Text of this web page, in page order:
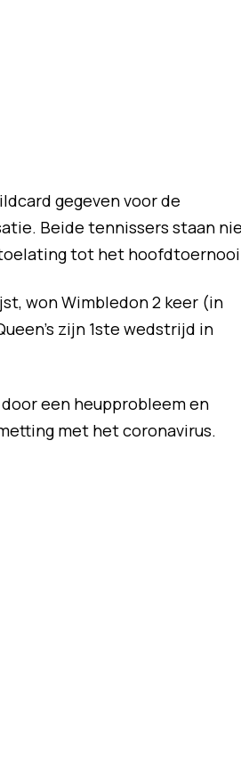
gegeven voor de
Beide tennissers staan
tot het
won Wimbledon 2 keer (in
zijn 1ste wedstrijd in
een heupprobleem en
met het coronavirus.